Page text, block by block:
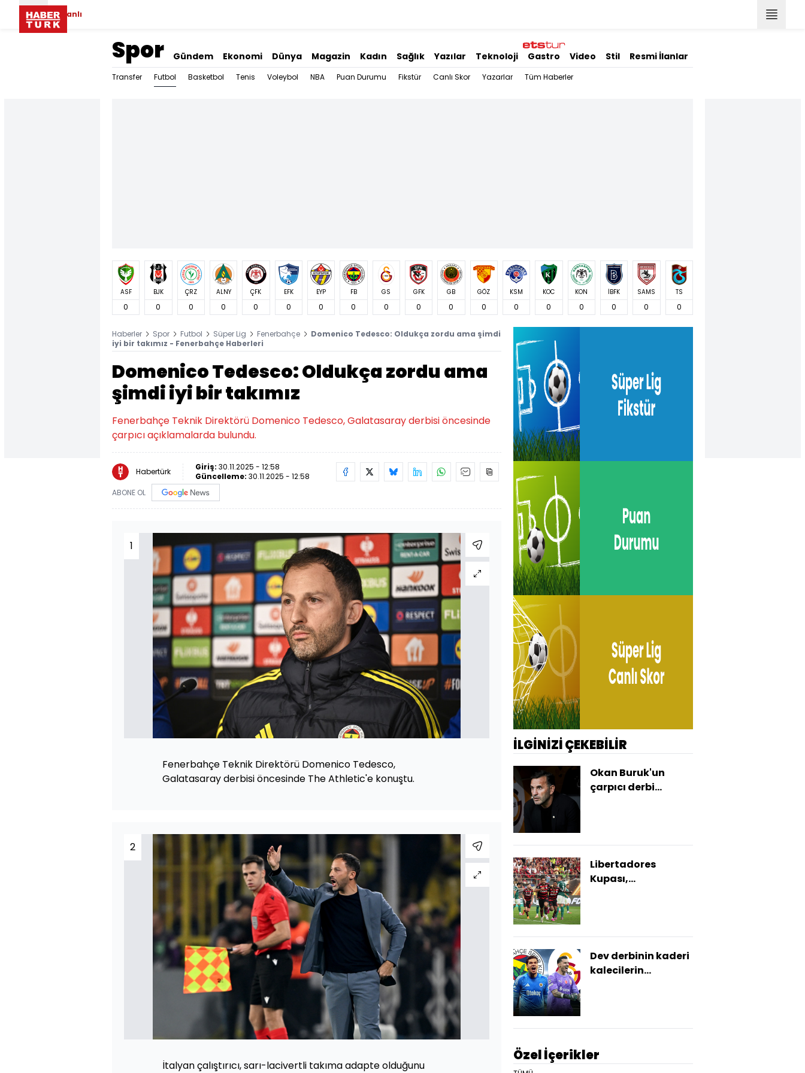
Canlı
Spor Gündem Ekonomi Dünya Magazin Kadın Sağlık Yazılar Teknoloji Gastro Video Stil Resmi İlanlar
Transfer Futbol Basketbol Tenis Voleybol NBA Puan Durumu Fikstür Canlı Skor Yazarlar Tüm Haberler
ASF
0
BJK
0
ÇRZ
0
ALNY
0
ÇFK
0
EFK
0
EYP
0
FB
0
GS
0
GFK
0
GB
0
GÖZ
0
KSM
0
KOC
0
KON
0
İBFK
0
SAMS
0
TS
0
Haberler Spor Futbol Süper Lig Fenerbahçe
Domenico Tedesco: Oldukça zordu ama şimdi
iyi bir takımız - Fenerbahçe Haberleri
Domenico Tedesco: Oldukça zordu ama
şimdi iyi bir takımız
Fenerbahçe Teknik Direktörü Domenico Tedesco, Galatasaray derbisi öncesinde
çarpıcı açıklamalarda bulundu.
Habertürk Giriş: 30.11.2025 - 12:58
Güncelleme: 30.11.2025 - 12:58
ABONE OL
1
Fenerbahçe Teknik Direktörü Domenico Tedesco,
Galatasaray derbisi öncesinde The Athletic'e konuştu.
2
İtalyan çalıştırıcı, sarı-lacivertli takıma adapte olduğunu
Özel İçerikler
İLGİNİZİ ÇEKEBİLİR
Okan Buruk'un
çarpıcı derbi
Libertadores
Kupası,
Dev derbinin kaderi
kalecilerin